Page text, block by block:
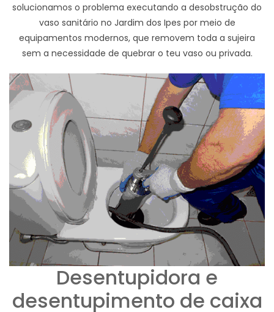
solucionamos o problema executando a desobstrução do
vaso sanitário no Jardim dos Ipes por meio de
equipamentos modernos, que removem toda a sujeira
sem a necessidade de quebrar o teu vaso ou privada.
Desentupidora e
desentupimento de caixa